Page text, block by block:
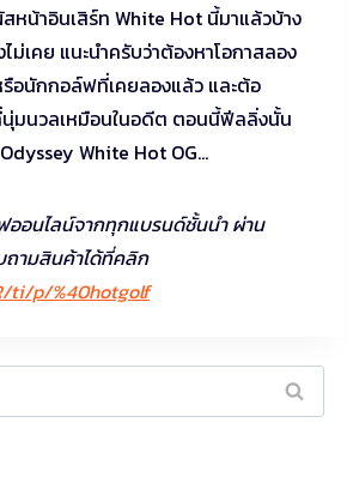
หน้าอินเสิร์ท White Hot นี้มาแล้วบ้าง
เคย แนะนำครับว่าต้องหาโอกาสลอง
อนักกอล์ฟที่เคยลองแล้ว และต้อ
มนวลเหมือนในอดีต ตอนนี้ฟีลลิ่งนั้น
White Hot OG…
อนไลน์จากทุกแบรนด์ชั้นนำ ผ่าน
ถามสินค้าได้ที่คลิก
ti/p/%40hotgolf